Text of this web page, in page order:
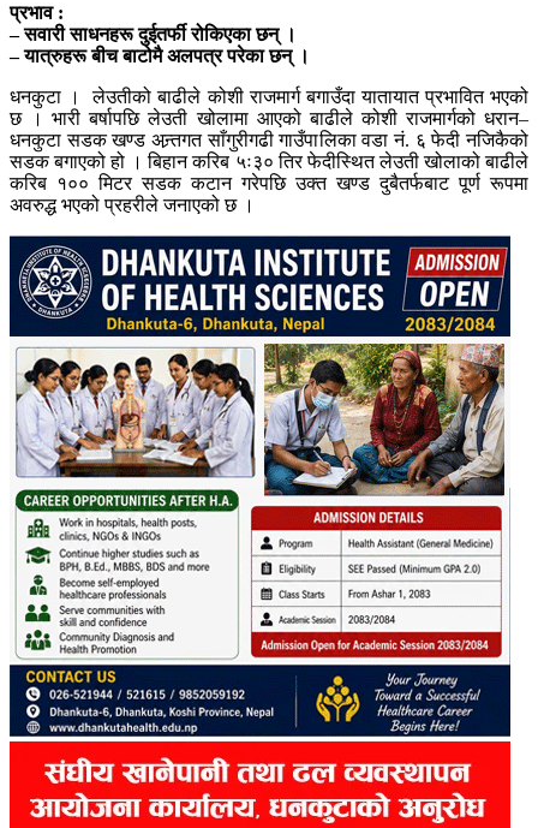
प्रभाव :
– सवारी साधनहरू दुईतर्फी रोकिएका छन् ।
– यात्रुहरू बीच बाटोमै अलपत्र परेका छन् ।
धनकुटा । लेउतीको बाढीले कोशी राजमार्ग बगाउँदा यातायात प्रभावित भएको
छ । भारी बर्षापछि लेउती खोलामा आएको बाढीले कोशी राजमार्गको धरान–
धनकुटा सडक खण्ड अन्र्तगत साँगुरीगढी गाउँपालिका वडा नं. ६ फेदी नजिकैको
सडक बगाएको हो । बिहान करिब ५ः३० तिर फेदीस्थित लेउती खोलाको बाढीले
करिब १०० मिटर सडक कटान गरेपछि उक्त खण्ड दुबैतर्फबाट पूर्ण रूपमा
अवरुद्ध भएको प्रहरीले जनाएको छ ।